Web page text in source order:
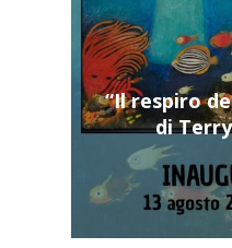
“Il respiro
di